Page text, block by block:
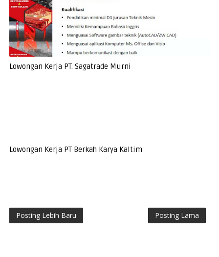
Lowongan Kerja PT. Sagatrade Murni
Lowongan Kerja PT Berkah Karya Kaltim
Posting Lebih Baru Posting Lama